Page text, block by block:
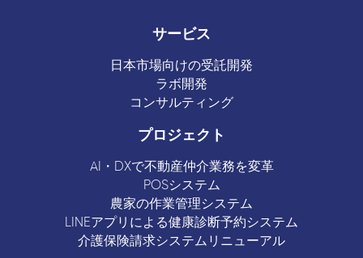
サービス
日本市場向けの受託開発
ラボ開発
コンサルティング
プロジェクト
AI・DXで不動産仲介業務を変革
POSシステム
農家の作業管理システム
LINEアプリによる健康診断予約システム
介護保険請求システムリニューアル